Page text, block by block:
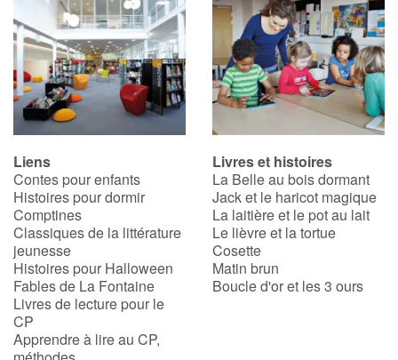
Liens
Contes pour enfants
Histoires pour dormir
Comptines
Classiques de la littérature
jeunesse
Histoires pour Halloween
Fables de La Fontaine
Livres de lecture pour le
CP
Apprendre à lire au CP,
Livres et histoires
La Belle au bois dormant
Jack et le haricot magique
La laitière et le pot au lait
Le lièvre et la tortue
Cosette
Matin brun
Boucle d'or et les 3 ours